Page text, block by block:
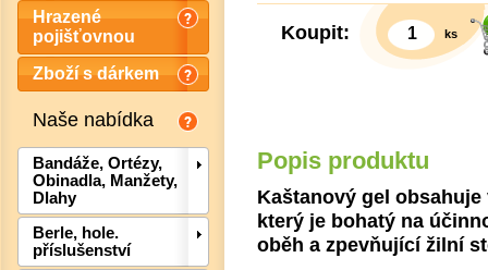
Hrazené
pojišťovnou
Zboží s dárkem
Naše nabídka
Bandáže, Ortézy,
Obinadla, Manžety,
Dlahy
Berle, hole.
příslušenství
Koupit: ks
Popis produktu
Kaštanový gel
který je bohatý na
oběh a zpevňující žilní